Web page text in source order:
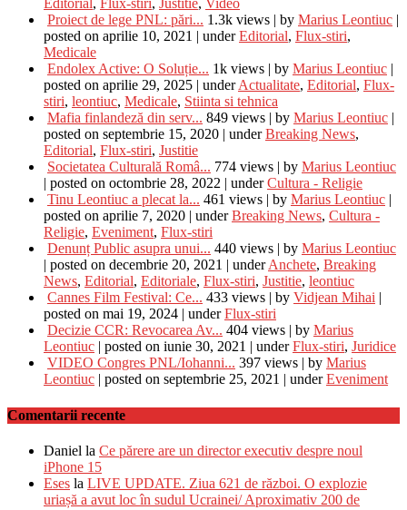
Editorial, Flux-stiri, Justitie, Video
Proiect de lege PNL: pări... 1.3k views by Marius Leontiuc
posted on aprilie 10, 2021
underEditorial, Flux-stiri,
Medicale
Endolex Active: O Soluție... 1k views by Marius Leontiuc
posted on aprilie 29, 2025
underActualitate, Editorial, Flux-
stiri, leontiuc, Medicale, Stiinta si tehnica
Mafia finlandeză din serv... 849 views by Marius Leontiuc
posted on septembrie 15, 2020
underBreaking News,
Editorial, Flux-stiri, Justitie
Societatea Culturală Româ... 774 views by Marius Leontiuc
posted on octombrie 28, 2022 underCultura - Religie
Tinu Leontiuc a plecat la... 461 views by Marius Leontiuc
posted on aprilie 7, 2020
underBreaking News, Cultura -
Religie, Eveniment, Flux-stiri
Denunț Public asupra unui... 440 views by Marius Leontiuc
posted on decembrie 20, 2021 underAnchete, Breaking
News, Editorial, Editoriale, Flux-stiri, Justitie, leontiuc
Cannes Film Festival: Ce... 433 views by Vidjean Mihai
posted on mai 19, 2024
underFlux-stiri
Decizie CCR: Revocarea Av... 404 views by Marius
Leontiuc
posted on iunie 30, 2021 underFlux-stiri, Juridice
VIDEO Congres PNL/Iohanni... 397 views by Marius
Leontiuc
posted on septembrie 25, 2021 underEveniment
Comentarii recente
Daniel la Ce părere are un director executiv despre noul
iPhone 15
Eses la LIVE UPDATE. Ziua 621 de război. O explozie
uriașă a avut loc în sudul Ucrainei/ Aproximativ 200 de